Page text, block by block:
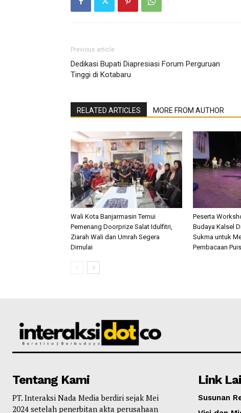
Previous article
Dedikasi Bupati Diapresiasi Forum Perguruan
Tinggi di Kotabaru
RELATED ARTICLES MORE FROM AUTHOR
Wali Kota Banjarmasin Temui
Pemenang Doorprize Salat Idulfitri,
Ziarah Wali dan Umrah Segera
Dimulai
Peserta
Budaya Kalsel
Sukma untuk
Pembacaan
Tentang Kami
PT. Interaksi Nada Media berdiri sejak Mei
2024 setelah penerbitan akta perusahaan
Link
Susunan